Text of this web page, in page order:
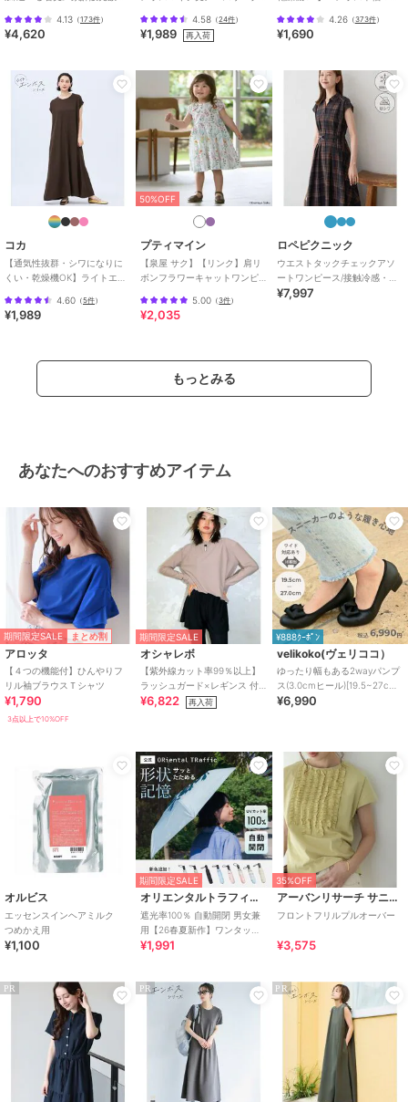
エニィスィス
【Lily Calin】レース×プ
リーツコンビ ドレス
¥
22,990
30%OFF
エニィスィス
ジョーゼットジャージー
ワンピース
¥6,293
30%OFF
エニィスィス
【接触冷感・UVカッ
ト・速乾】スムージーポ
リエステル シャツワン
50%OFF 30%OFF
8,749
ース
ンピース
4.13 （173件）
¥4,620
にくい・速乾
4.58 （24件）
¥1,989 再入荷
4.26（373件）
¥1,690
コカ
【通気性抜群・シワになりに
くい・乾燥機OK】ライトエン
ピース 全3色
4.60 （5件）
¥1,989
50%OFF
プティマイン
【泉屋 サク】【リンク】肩リ
ボンフラワーキャットワンピ
5.00 （3件）
¥2,035
ロペピクニック
ウエストタックチェックアソ
ートワンピース/接触冷感・防
シワ・リンクコーデ
¥7,997
もっとみる
あなたへのおすすめアイテム
期間限定SALE まとめ割
アロッタ
【４つの機能付】ひんやりフ
リル袖ブラウスＴシャツ
¥1,790
3点以上で10%OFF
期間限定SALE
オシャレボ
【紫外線カット率99％以上】
ラッシュガード×レギンス 付
き タンキニ
¥6,822 再入荷
¥888ｸｰﾎﾟﾝ
velikoko(ヴェリココ）
ゆったり幅もある2wayパンプ
ス(3.0cmヒール)[19.5~27cm]
ラクチンきれいシューズ
¥6,990
オルビス
エッセンスインヘアミルク
つめかえ用
¥1,100
期間限定SALE
オリエンタルトラフィック
遮光率100％ 自動開閉 男女兼
用【26春夏新作】ワンタッチ
晴雨兼用 折りたたみ傘 /G-
¥1,991
35%OFF
アーバンリサーチ サニーレーベル
フロントフリルプルオーバー
¥3,575
PR PR PR